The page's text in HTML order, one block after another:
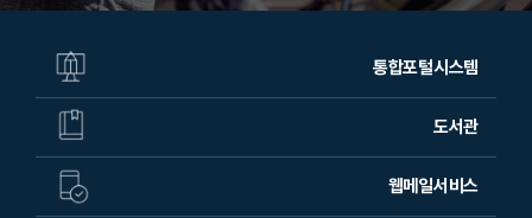
통합포털시스템
도서관
웹메일서비스